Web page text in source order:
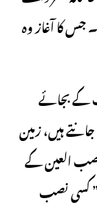
جس کا آغاز وہ
کے بجائے
ہیں، زمین
العین کے
کسی نصب